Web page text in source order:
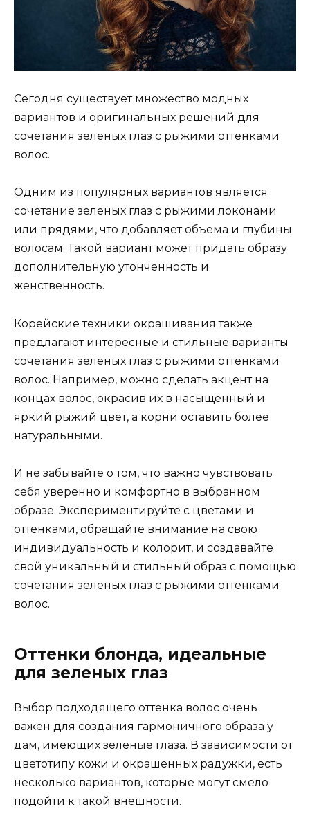
Сегодня существует множество модных
вариантов и оригинальных решений для
сочетания зеленых глаз с рыжими оттенками
волос.
Одним из популярных вариантов является
сочетание зеленых глаз с рыжими локонами
или прядями, что добавляет объема и глубины
волосам. Такой вариант может придать образу
дополнительную утонченность и
женственность.
Корейские техники окрашивания также
предлагают интересные и стильные варианты
сочетания зеленых глаз с рыжими оттенками
волос. Например, можно сделать акцент на
концах волос, окрасив их в насыщенный и
яркий рыжий цвет, а корни оставить более
натуральными.
И не забывайте о том, что важно чувствовать
себя уверенно и комфортно в выбранном
образе. Экспериментируйте с цветами и
оттенками, обращайте внимание на свою
индивидуальность и колорит, и создавайте
свой уникальный и стильный образ с помощью
сочетания зеленых глаз с рыжими оттенками
волос.
Оттенки блонда, идеальные
для зеленых глаз
Выбор подходящего оттенка волос очень
важен для создания гармоничного образа у
дам, имеющих зеленые глаза. В зависимости от
цветотипу кожи и окрашенных радужки, есть
несколько вариантов, которые могут смело
подойти к такой внешности.